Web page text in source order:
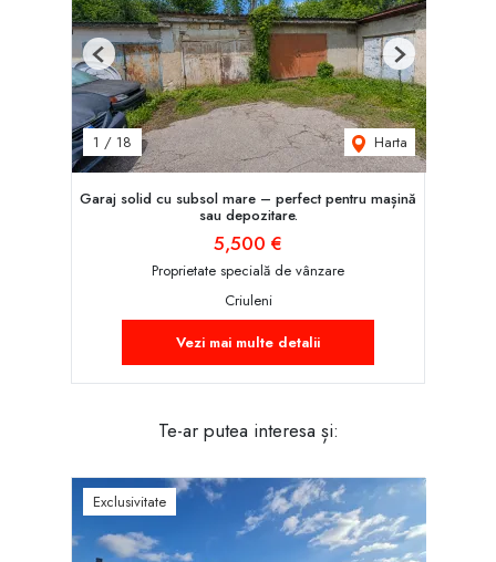
1 / 18 Harta
Previous Next
Garaj solid cu subsol mare – perfect pentru mașină
sau depozitare.
5,500 €
Proprietate specială de vânzare
Criuleni
Vezi mai multe detalii
Te-ar putea interesa și:
Exclusivitate